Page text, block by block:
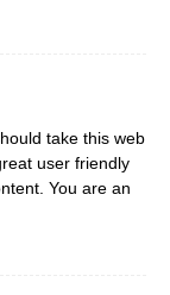
take this web
user friendly
You are an